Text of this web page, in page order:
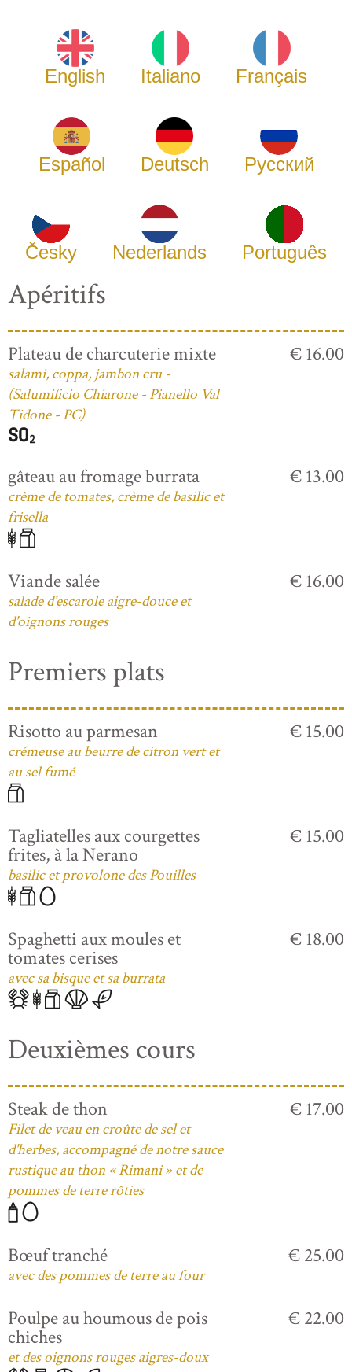
English Italiano Français
Español Deutsch Русский
Česky Nederlands Português
Apéritifs
Plateau de charcuterie mixte
salami, coppa, jambon cru -
(Salumificio Chiarone - Pianello Val
Tidone - PC)
€ 16.00
gâteau au fromage burrata
crème de tomates, crème de basilic et
frisella
€ 13.00
Viande salée
salade d'escarole aigre-douce et
d'oignons rouges
€ 16.00
Premiers plats
Risotto au parmesan
crémeuse au beurre de citron vert et
au sel fumé
€ 15.00
Tagliatelles aux courgettes
frites, à la Nerano
basilic et provolone des Pouilles
€ 15.00
Spaghetti aux moules et
tomates cerises
avec sa bisque et sa burrata
€ 18.00
Deuxièmes cours
Steak de thon
Filet de veau en croûte de sel et
d'herbes, accompagné de notre sauce
rustique au thon « Rimani » et de
pommes de terre rôties
€ 17.00
Bœuf tranché
avec des pommes de terre au four
€ 25.00
Poulpe au houmous de pois
chiches
et des oignons rouges aigres-doux
€ 22.00